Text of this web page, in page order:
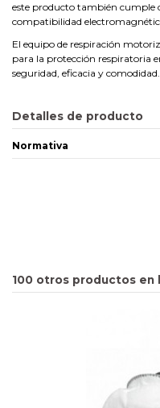
este producto también cumple
compatibilidad
El equipo de respiración
para la protección respiratoria
seguridad, eficacia y comodidad.
Detalles de producto
Normativa
100 otros productos en